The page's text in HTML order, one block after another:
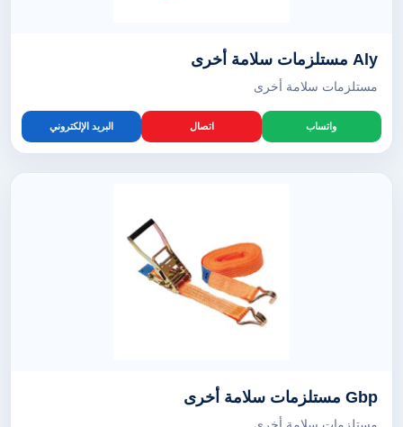
Aly مستلزمات سلامة أخرى
مستلزمات سلامة أخرى
واتساب اتصال البريد الإلكتروني
Gbp مستلزمات سلامة أخرى